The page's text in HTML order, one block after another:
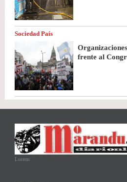
Sociedad País
frente al
Lorem